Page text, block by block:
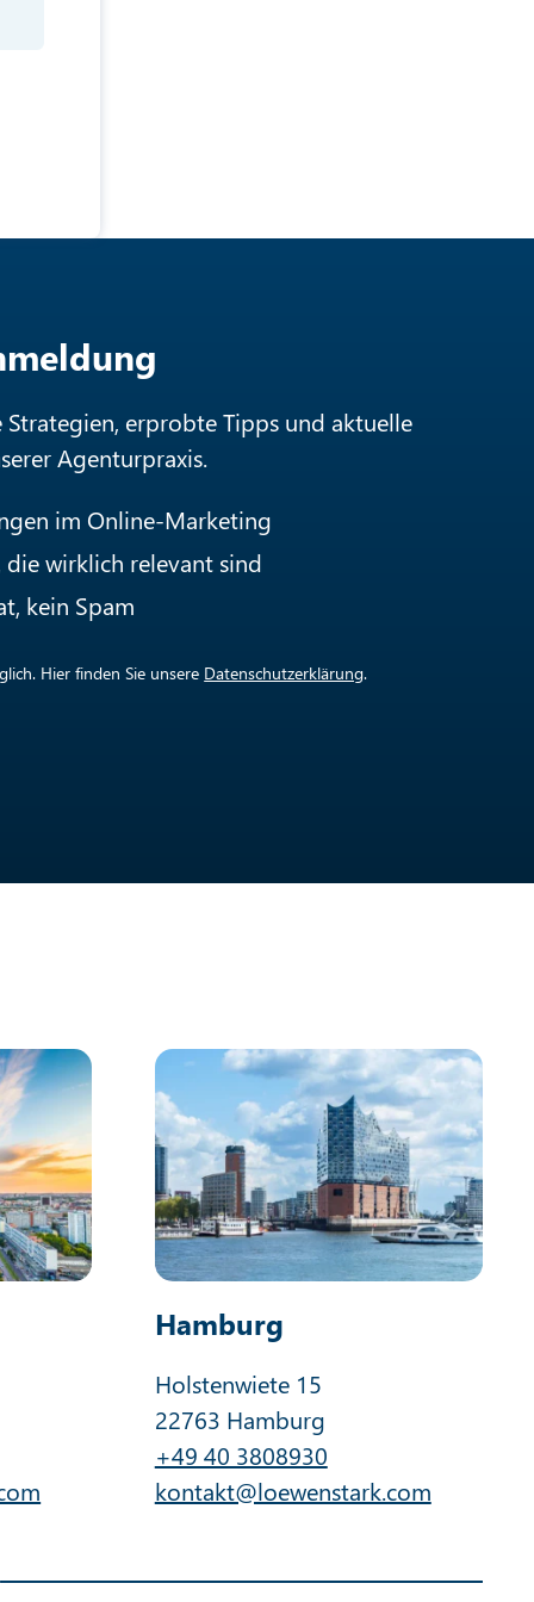
Strategien, erprobte Tipps und aktuelle
Agenturpraxis.
im Online-Marketing
die wirklich relevant sind
kein Spam
Hier finden Sie unsere Datenschutzerklärung.
Hamburg
Holstenwiete 15
22763 Hamburg
+49 40 3808930
kontakt@loewenstark.com